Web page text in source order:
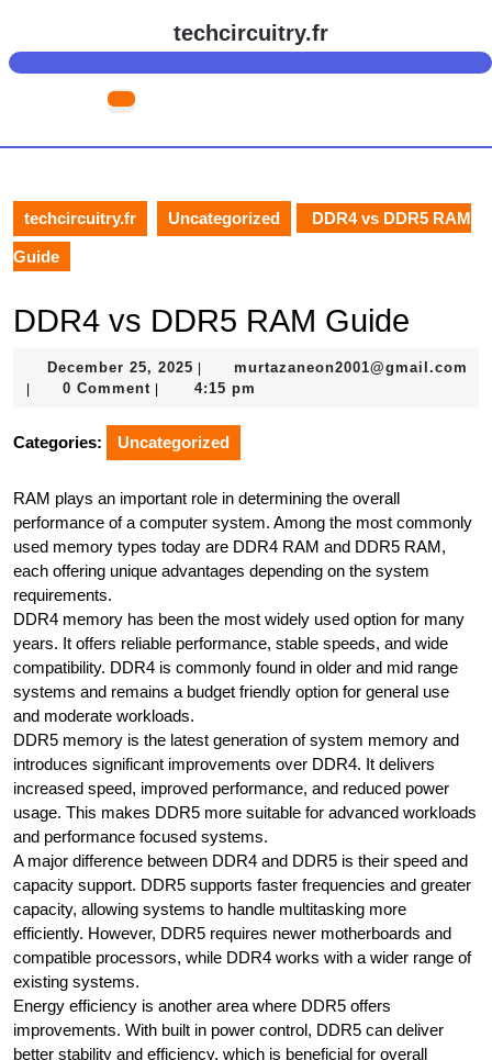
content
techcircuitry.fr
Open
techcircuitry.fr Uncategorized DDR4 vs DDR5 RAM
Guide
DDR4 vs DDR5 RAM Guide
December 25, 2025 December
25,
murtazaneon2001@gmail.com
murtazaneon2001@gmail.com
0 Comment 4:15 pm
Categories: Uncategorized
RAM plays an important role in determining the overall
performance of a computer system. Among the most commonly
used memory types today are DDR4 RAM and DDR5 RAM,
each offering unique advantages depending on the system
requirements.
DDR4 memory has been the most widely used option for many
years. It offers reliable performance, stable speeds, and wide
compatibility. DDR4 is commonly found in older and mid range
systems and remains a budget friendly option for general use
and moderate workloads.
DDR5 memory is the latest generation of system memory and
introduces significant improvements over DDR4. It delivers
increased speed, improved performance, and reduced power
usage. This makes DDR5 more suitable for advanced workloads
and performance focused systems.
A major difference between DDR4 and DDR5 is their speed and
capacity support. DDR5 supports faster frequencies and greater
capacity, allowing systems to handle multitasking more
efficiently. However, DDR5 requires newer motherboards and
compatible processors, while DDR4 works with a wider range of
existing systems.
Energy efficiency is another area where DDR5 offers
improvements. With built in power control, DDR5 can deliver
better stability and efficiency, which is beneficial for overall